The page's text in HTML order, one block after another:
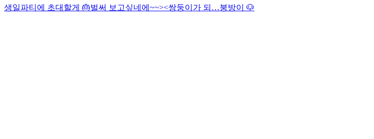
생일파티에 초대할게 🎂벌써 보고싶네에~~><쌍둥이가 되…붕방이 🐶